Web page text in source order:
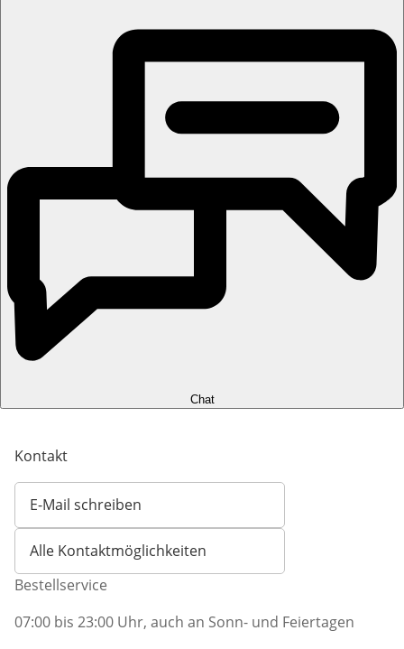
Chat
Kontakt
E-Mail schreiben
Öffnet E-Mail-Client
Alle Kontaktmöglichkeiten
Bestellservice
07:00 bis 23:00 Uhr, auch an Sonn- und Feiertagen